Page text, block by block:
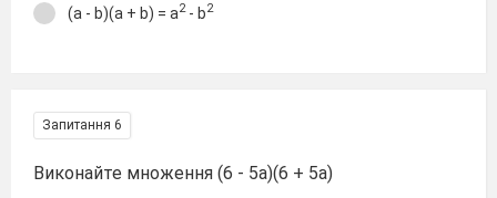
(a - b)(a + b) = a2- b2
Запитання 6
Виконайте множення (6 - 5a)(6 + 5a)